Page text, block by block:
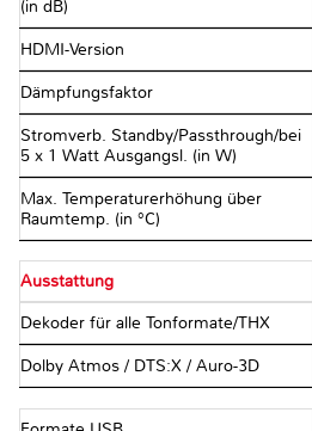
(in dB)
HDMI-Version
Dämpfungsfaktor
Stromverb. Standby/Passthrough/bei
5 x 1 Watt Ausgangsl. (in W)
Max. Temperaturerhöhung über
Raumtemp. (in °C)
Ausstattung
Dekoder für alle Tonformate/THX
Dolby Atmos / DTS:X / Auro-3D